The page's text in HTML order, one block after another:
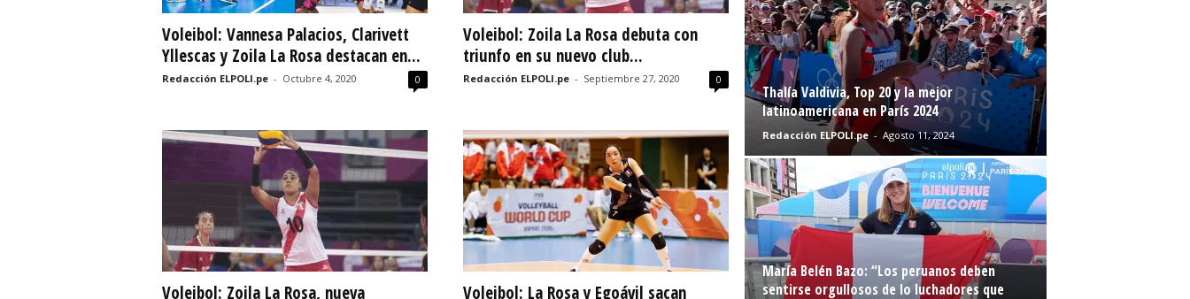
v
o
Voleibol: Vannesa Palacios, Clarivett
Yllescas y Zoila La Rosa destacan en...
Redacción ELPOLI.pe - Octubre 4, 2020 0
Voleibol: Zoila La Rosa debuta con
triunfo en su nuevo club...
Redacción ELPOLI.pe - Septiembre 27, 2020 0
Voleibol: Zoila La Rosa, nueva Voleibol: La Rosa y Egoávil sacan
Thalía Valdivia, Top 20 y la mejor
latinoamericana en París 2024
Redacción ELPOLI.pe - Agosto 11, 2024
María Belén Bazo: “Los peruanos deben
sentirse orgullosos de lo luchadores que